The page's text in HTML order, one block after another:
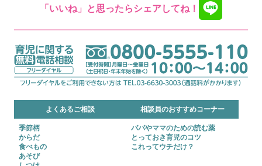
「いいね」と思ったらシェアしてね！
よくあるご相談
季節柄
からだ
食べもの
あそび
相談員のおすすめコーナー
パパやママのための読む薬
とっておき育児のコツ
これってウチだけ？